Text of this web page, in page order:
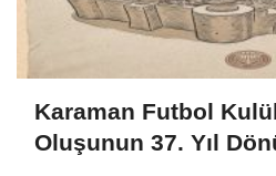
Karaman Futbol
Oluşunun 37. Yıl